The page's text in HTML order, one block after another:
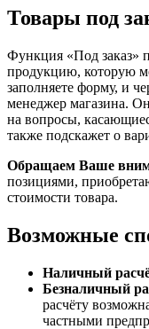
Товары под
Функция «Под заказ»
продукцию, которую
заполняете форму, и
менеджер магазина. Он
на вопросы,
также подскажет о
Обращаем Ваше
позициями,
стоимости товара.
Возможные
Наличный
Безналичный
расчёту
частными